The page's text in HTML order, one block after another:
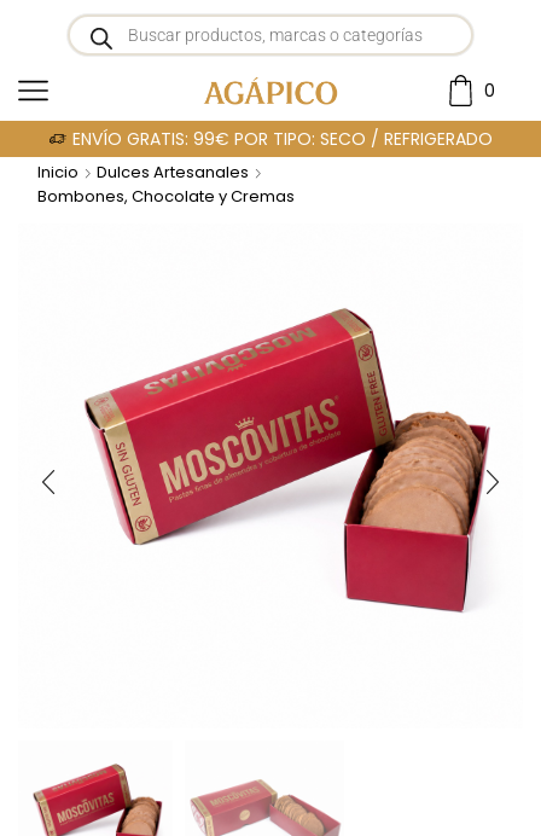
0
ENVÍO GRATIS: 99€ POR TIPO: SECO / REFRIGERADO
Inicio
Dulces Artesanales
Bombones, Chocolate y Cremas